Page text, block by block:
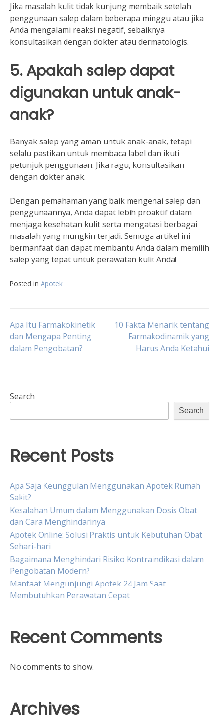
Jika masalah kulit tidak kunjung membaik setelah
penggunaan salep dalam beberapa minggu atau jika
Anda mengalami reaksi negatif, sebaiknya
konsultasikan dengan dokter atau dermatologis.
5. Apakah salep dapat
digunakan untuk anak-
anak?
Banyak salep yang aman untuk anak-anak, tetapi
selalu pastikan untuk membaca label dan ikuti
petunjuk penggunaan. Jika ragu, konsultasikan
dengan dokter anak.
Dengan pemahaman yang baik mengenai salep dan
penggunaannya, Anda dapat lebih proaktif dalam
menjaga kesehatan kulit serta mengatasi berbagai
masalah yang mungkin terjadi. Semoga artikel ini
bermanfaat dan dapat membantu Anda dalam memilih
salep yang tepat untuk perawatan kulit Anda!
Posted in Apotek
Post
navigation
Apa Itu Farmakokinetik
dan Mengapa Penting
dalam Pengobatan?
10 Fakta Menarik tentang
Farmakodinamik yang
Harus Anda Ketahui
Search
Search
Recent Posts
Apa Saja Keunggulan Menggunakan Apotek Rumah
Sakit?
Kesalahan Umum dalam Menggunakan Dosis Obat
dan Cara Menghindarinya
Apotek Online: Solusi Praktis untuk Kebutuhan Obat
Sehari-hari
Bagaimana Menghindari Risiko Kontraindikasi dalam
Pengobatan Modern?
Manfaat Mengunjungi Apotek 24 Jam Saat
Membutuhkan Perawatan Cepat
Recent Comments
No comments to show.
Archives